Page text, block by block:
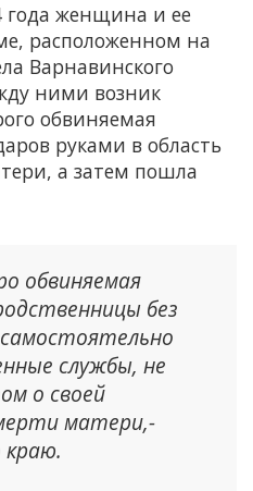
года женщина и ее
расположенном на
Варнавинского
ними возник
обвиняемая
руками в область
а затем пошла
обвиняемая
без
службы, не
о своей
матери,-